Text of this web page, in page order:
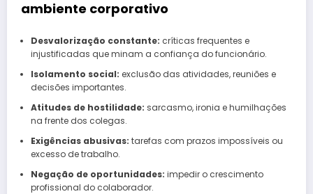
ambiente corporativo
Desvalorização constante: críticas frequentes e
injustificadas que minam a confiança do funcionário.
Isolamento social: exclusão das atividades, reuniões e
decisões importantes.
Atitudes de hostilidade: sarcasmo, ironia e humilhações
na frente dos colegas.
Exigências abusivas: tarefas com prazos impossíveis ou
excesso de trabalho.
Negação de oportunidades: impedir o crescimento
profissional do colaborador.